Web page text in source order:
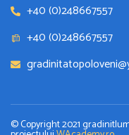
+40 (0)248667557
+40 (0)248667557
© Copyright 2021